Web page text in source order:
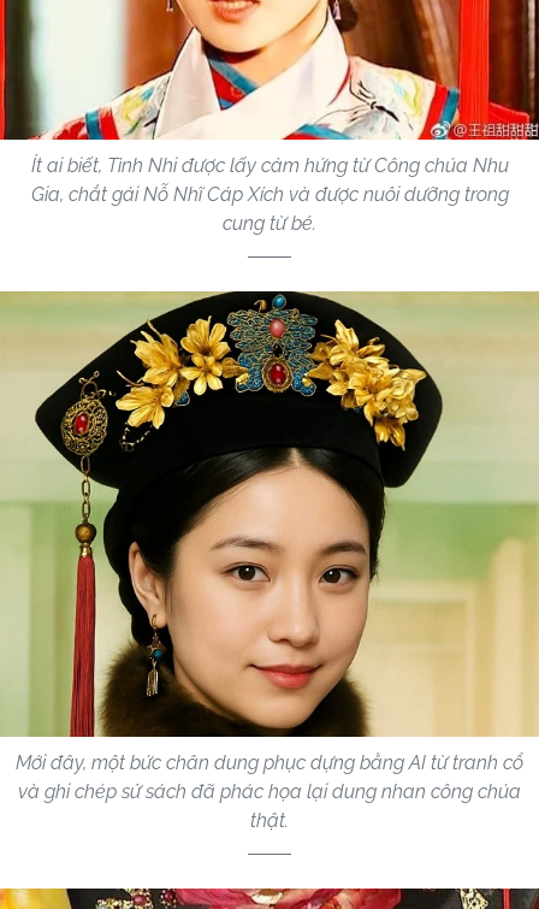
Ít ai biết, Tình Nhi được lấy cảm hứng từ Công chúa Nhu
Gia, chắt gái Nỗ Nhĩ Cáp Xích và được nuôi dưỡng trong
cung từ bé.
Mới đây, một bức chân dung phục dựng bằng AI từ tranh cổ
và ghi chép sử sách đã phác họa lại dung nhan công chúa
thật.